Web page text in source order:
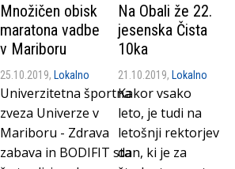
Množičen obisk
maratona vadbe
v Mariboru
25.10.2019, Lokalno
Univerzitetna športna
zveza Univerze v
Mariboru - Zdrava
zabava in BODIFIT sta
Na Obali že 22.
jesenska Čista
10ka
21.10.2019, Lokalno
Kakor vsako
leto, je tudi na
letošnji rektorjev
dan, ki je za